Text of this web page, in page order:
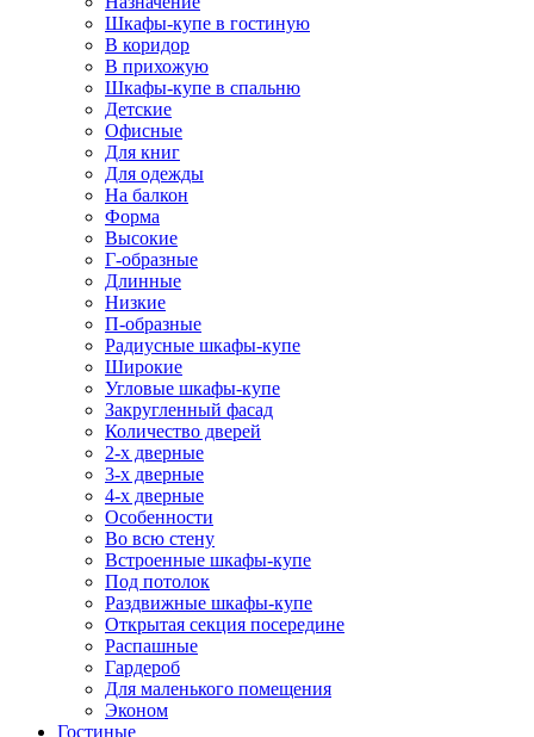
Шкафы-купе в гостиную
В коридор
В прихожую
Шкафы-купе в спальню
Детские
Офисные
Для книг
Для одежды
На балкон
Форма
Высокие
Г-образные
Длинные
Низкие
П-образные
Радиусные шкафы-купе
Широкие
Угловые шкафы-купе
Закругленный фасад
Количество дверей
2-х дверные
3-х дверные
4-х дверные
Особенности
Во всю стену
Встроенные шкафы-купе
Под потолок
Раздвижные шкафы-купе
Открытая секция посередине
Распашные
Гардероб
Для маленького помещения
Эконом
Гостиные